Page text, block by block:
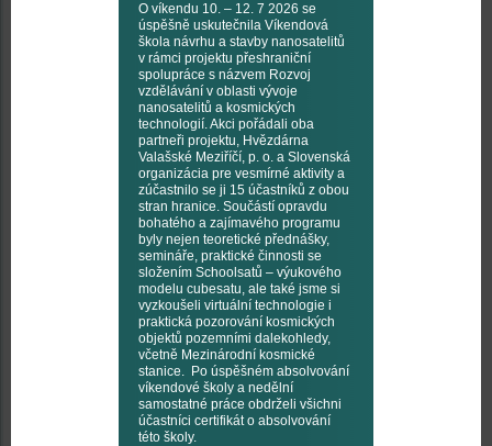
O víkendu 10. – 12. 7 2026 se
úspěšně uskutečnila Víkendová
škola návrhu a stavby nanosatelitů
v rámci projektu přeshraniční
spolupráce s názvem Rozvoj
vzdělávání v oblasti vývoje
nanosatelitů a kosmických
technologií. Akci pořádali oba
partneři projektu, Hvězdárna
Valašské Meziříčí, p. o. a Slovenská
organizácia pre vesmírné aktivity a
zúčastnilo se ji 15 účastníků z obou
stran hranice. Součástí opravdu
bohatého a zajímavého programu
byly nejen teoretické přednášky,
semináře, praktické činnosti se
složením Schoolsatů – výukového
modelu cubesatu, ale také jsme si
vyzkoušeli virtuální technologie i
praktická pozorování kosmických
objektů pozemními dalekohledy,
včetně Mezinárodní kosmické
stanice. Po úspěšném absolvování
víkendové školy a nedělní
samostatné práce obdrželi všichni
účastníci certifikát o absolvování
této školy.